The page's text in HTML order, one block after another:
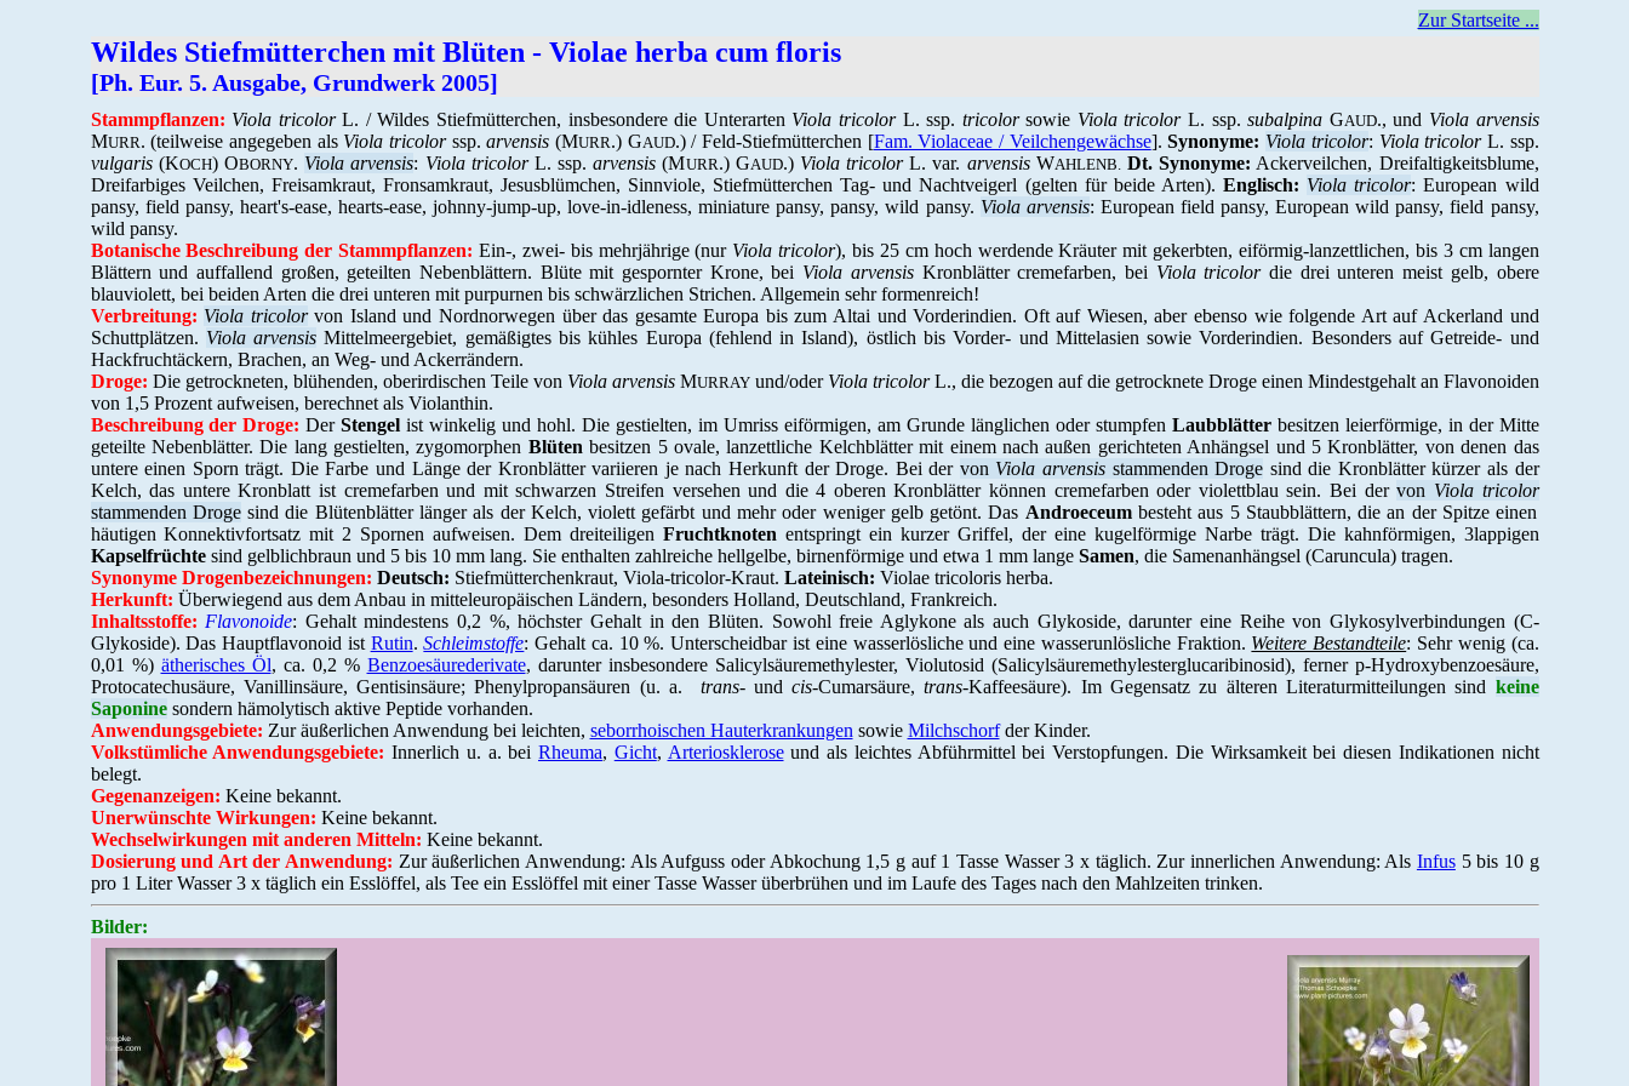
Zur Startseite ...
Wildes Stiefmütterchen mit Blüten - Violae herba cum floris
[Ph. Eur. 5. Ausgabe, Grundwerk 2005]
Stammpflanzen: Viola tricolorL. / Wildes Stiefmütterchen, insbesondere die Unterarten Viola tricolorL. ssp. tricolorsowie Viola tricolorL. ssp.subalpina GAUD., und Viola arvensis
MURR. (teilweise angegeben als Viola tricolorssp.arvensis (MURR.) GAUD.) / Feld-Stiefmütterchen [Fam. Violaceae / Veilchengewächse].Synonyme: Viola tricolor: Viola tricolorL. ssp.
vulgaris(KOCH) OBORNY. Viola arvensis: Viola tricolorL. ssp.arvensis (MURR.) GAUD.) Viola tricolorL. var. arvensisWAHLENB. Dt. Synonyme: Ackerveilchen, Dreifaltigkeitsblume,
Dreifarbiges Veilchen, Freisamkraut, Fronsamkraut, Jesusblümchen, Sinnviole, Stiefmütterchen Tag- und Nachtveigerl (gelten für beide Arten).Englisch: Viola tricolor: European wild
pansy, field pansy, heart's-ease, hearts-ease, johnny-jump-up, love-in-idleness, miniature pansy, pansy, wild pansy. Viola arvensis: European field pansy, European wild pansy, field pansy,
wild pansy.
Botanische Beschreibung der Stammpflanzen: Ein-, zwei- bis mehrjährige (nur Viola tricolor), bis 25 cm hoch werdende Kräuter mit gekerbten, eiförmig-lanzettlichen, bis 3 cm langen
Blättern und auffallend großen, geteilten Nebenblättern. Blüte mit gespornter Krone, bei Viola arvensisKronblätter cremefarben, bei Viola tricolordie drei unteren meist gelb, obere
blauviolett, bei beiden Arten die drei unteren mit purpurnen bis schwärzlichen Strichen. Allgemein sehr formenreich!
Verbreitung: Viola tricolorvon Island und Nordnorwegen über das gesamte Europa bis zum Altai und Vorderindien. Oft auf Wiesen, aber ebenso wie folgende Art auf Ackerland und
Schuttplätzen. Viola arvensis Mittelmeergebiet, gemäßigtes bis kühles Europa (fehlend in Island), östlich bis Vorder- und Mittelasien sowie Vorderindien. Besonders auf Getreide- und
Hackfruchtäckern, Brachen, an Weg- und Ackerrändern.
Droge: Die getrockneten, blühenden, oberirdischen Teile von Viola arvensisMURRAYund/oder Viola tricolorL., die bezogen auf die getrocknete Droge einen Mindestgehalt an Flavonoiden
von 1,5 Prozent aufweisen, berechnet als Violanthin.
Beschreibung der Droge: DerStengel ist winkelig und hohl. Die gestielten, im Umriss eiförmigen, am Grunde länglichen oder stumpfen Laubblätterbesitzen leierförmige, in der Mitte
geteilte Nebenblätter. Die lang gestielten, zygomorphen Blüten besitzen 5 ovale, lanzettliche Kelchblätter mit einem nach außen gerichteten Anhängsel und 5 Kronblätter, von denen das
untere einen Sporn trägt. Die Farbe und Länge der Kronblätter variieren je nach Herkunft der Droge. Bei der von Viola arvensisstammenden Droge sind die Kronblätter kürzer als der
Kelch, das untere Kronblatt ist cremefarben und mit schwarzen Streifen versehen und die 4 oberen Kronblätter können cremefarben oder violettblau sein. Bei dervon Viola tricolor
stammenden Drogesind die Blütenblätter länger als der Kelch, violett gefärbt und mehr oder weniger gelb getönt. Das Androeceumbesteht aus 5 Staubblättern, die an der Spitze einen
häutigen Konnektivfortsatz mit 2 Spornen aufweisen. Dem dreiteiligenFruchtknoten entspringt ein kurzer Griffel, der eine kugelförmige Narbe trägt. Die kahnförmigen, 3lappigen
Kapselfrüchtesind gelblichbraun und 5 bis 10 mm lang. Sie enthalten zahlreiche hellgelbe, birnenförmige und etwa 1 mm lange Samen, die Samenanhängsel (Caruncula) tragen.
Synonyme Drogenbezeichnungen: Deutsch: Stiefmütterchenkraut, Viola-tricolor-Kraut. Lateinisch: Violae tricoloris herba.
Herkunft: Überwiegend aus dem Anbau in mitteleuropäischen Ländern, besonders Holland, Deutschland, Frankreich.
Inhaltsstoffe: Flavonoide: Gehalt mindestens 0,2 %, höchster Gehalt in den Blüten. Sowohl freie Aglykone als auch Glykoside, darunter eine Reihe von Glykosylverbindungen (C-
Glykoside). Das Hauptflavonoid ist Rutin.Schleimstoffe: Gehalt ca. 10 %. Unterscheidbar ist eine wasserlösliche und eine wasserunlösliche Fraktion. Weitere Bestandteile: Sehr wenig (ca.
0,01 %) ätherisches Öl, ca. 0,2 % Benzoesäurederivate, darunter insbesondere Salicylsäuremethylester, Violutosid (Salicylsäuremethylesterglucaribinosid), ferner p-Hydroxybenzoesäure,
Protocatechusäure, Vanillinsäure, Gentisinsäure; Phenylpropansäuren (u. a. trans- undcis-Cumarsäure,trans-Kaffeesäure). Im Gegensatz zu älteren Literaturmitteilungen sind keine
Saponinesondern hämolytisch aktive Peptide vorhanden.
Anwendungsgebiete: Zur äußerlichen Anwendung bei leichten, seborrhoischen Hauterkrankungen sowie Milchschorfder Kinder.
Volkstümliche Anwendungsgebiete: Innerlich u. a. bei Rheuma, Gicht, Arterioskleroseund als leichtes Abführmittel bei Verstopfungen. Die Wirksamkeit bei diesen Indikationen nicht
belegt.
Gegenanzeigen: Keine bekannt.
Unerwünschte Wirkungen: Keine bekannt.
Wechselwirkungen mit anderen Mitteln: Keine bekannt.
Dosierung und Art der Anwendung: Zur äußerlichen Anwendung: Als Aufguss oder Abkochung 1,5 g auf 1 Tasse Wasser 3 x täglich. Zur innerlichen Anwendung: Als Infus5 bis 10 g
pro 1 Liter Wasser 3 x täglich ein Esslöffel, als Tee ein Esslöffel mit einer Tasse Wasser überbrühen und im Laufe des Tages nach den Mahlzeiten trinken.
Bilder: